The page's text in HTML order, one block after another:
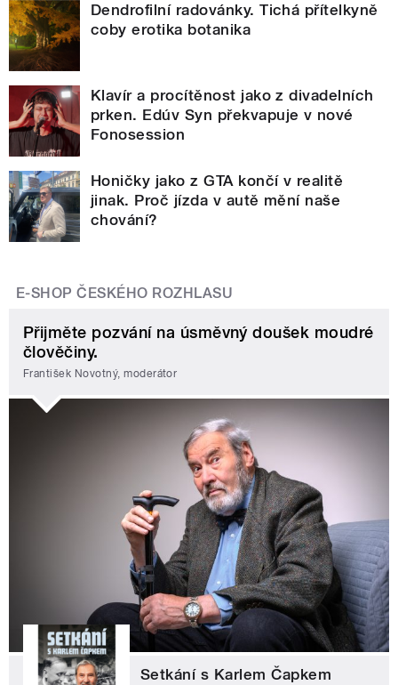
Dendrofilní radovánky. Tichá přítelkyně
coby erotika botanika
Klavír a procítěnost jako z divadelních
prken. Edúv Syn překvapuje v nové
Fonosession
Honičky jako z GTA končí v realitě
jinak. Proč jízda v autě mění naše
chování?
E-SHOP ČESKÉHO ROZHLASU
Přijměte pozvání na úsměvný doušek moudré
člověčiny.
František Novotný, moderátor
Setkání s Karlem Čapkem